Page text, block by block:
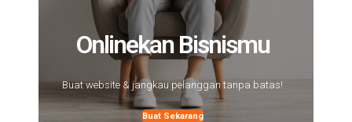
Onlinekan Bisnismu
Buat website & jangkau pelanggan tanpa batas!
Buat Sekarang